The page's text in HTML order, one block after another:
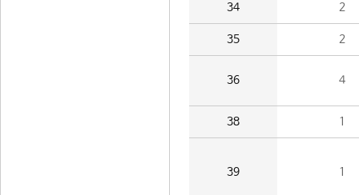
34 2
35 2
36 4
38 1
39 1